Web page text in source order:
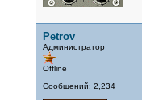
Petrov
Администратор
Offline
Сообщений: 2,234